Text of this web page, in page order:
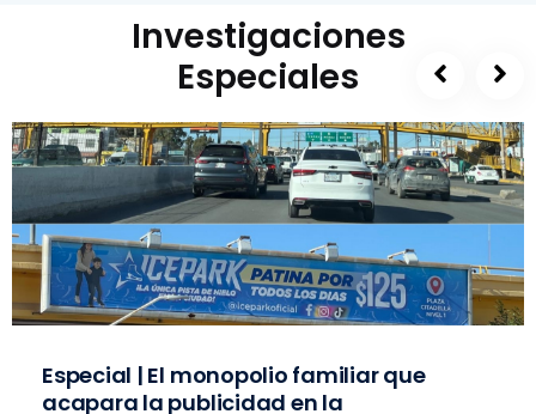
Investigaciones
Especiales
Especial | El monopolio familiar que
acapara la publicidad en la